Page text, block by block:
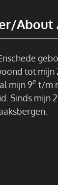
About
tot mijn
mijn 9e t/m
Sinds mijn